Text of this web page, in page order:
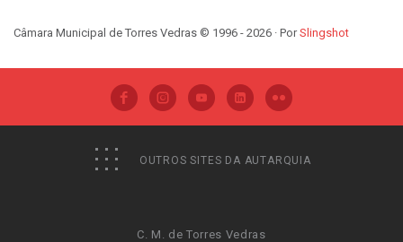
Câmara Municipal de Torres Vedras © 1996 - 2026 · PorSlingshot
OUTROS SITES DA AUTARQUIA
C. M. de Torres Vedras